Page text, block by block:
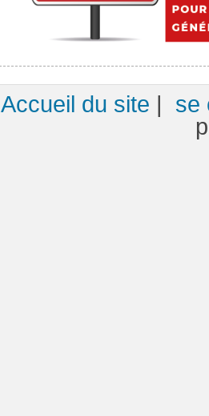
Accueil du site
se